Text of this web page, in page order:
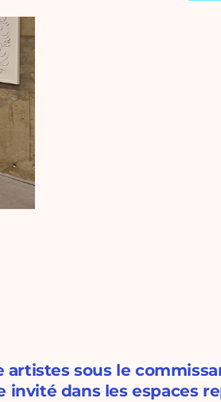
sous le
invité dans les espaces